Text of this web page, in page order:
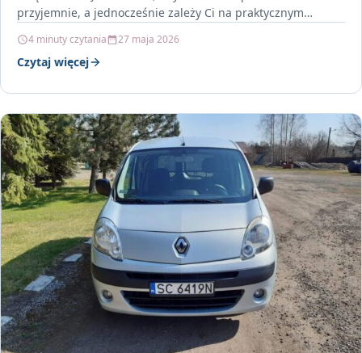
przyjemnie, a jednocześnie zależy Ci na praktycznym…
4 minuty czytania 27 maja 2026
Czytaj więcej